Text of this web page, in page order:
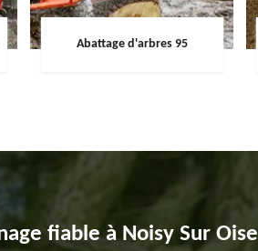
Abattage d'arbres 95
fiable à Noisy Sur Oise